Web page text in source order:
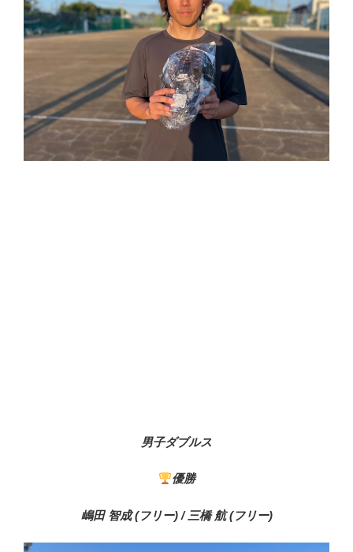
男子ダブルス
優勝
嶋田 智成 (フリー) / 三橋 航 (フリー)